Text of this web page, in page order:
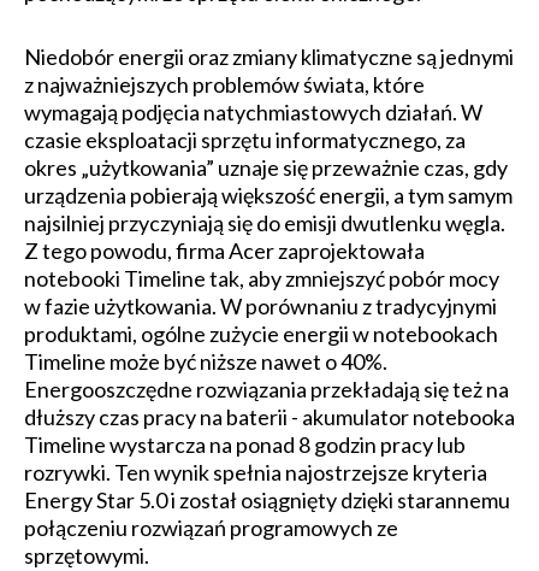
Niedobór energii oraz zmiany klimatyczne są jednymi
z najważniejszych problemów świata, które
wymagają podjęcia natychmiastowych działań. W
czasie eksploatacji sprzętu informatycznego, za
okres „użytkowania” uznaje się przeważnie czas, gdy
urządzenia pobierają większość energii, a tym samym
najsilniej przyczyniają się do emisji dwutlenku węgla.
Z tego powodu, firma Acer zaprojektowała
notebooki Timeline tak, aby zmniejszyć pobór mocy
w fazie użytkowania. W porównaniu z tradycyjnymi
produktami, ogólne zużycie energii w notebookach
Timeline może być niższe nawet o 40%.
Energooszczędne rozwiązania przekładają się też na
dłuższy czas pracy na baterii - akumulator notebooka
Timeline wystarcza na ponad 8 godzin pracy lub
rozrywki. Ten wynik spełnia najostrzejsze kryteria
Energy Star 5.0 i został osiągnięty dzięki starannemu
połączeniu rozwiązań programowych ze
sprzętowymi.